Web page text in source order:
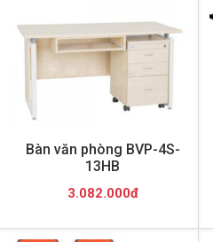
Bàn văn phòng BVP-4S-
13HB
3.082.000đ